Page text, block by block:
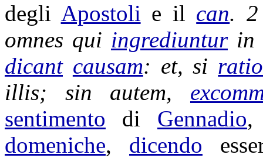
degli Apostoli e il can.
omnes qui ingrediunturin
dicant causam: et, si
illis; sin autem,
sentimento di Gennadio
domeniche, dicendo